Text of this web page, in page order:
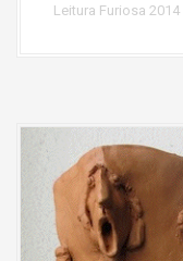
Leitura Furiosa 2014